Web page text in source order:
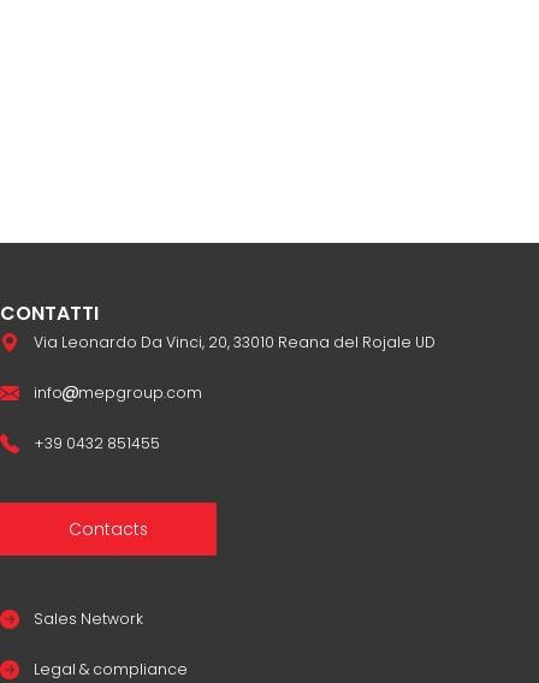
CONTATTI
Via Leonardo Da Vinci, 20, 33010 Reana del Rojale UD
info mepgroup.com
+39 0432 851455
Contacts
Sales Network
Legal & compliance